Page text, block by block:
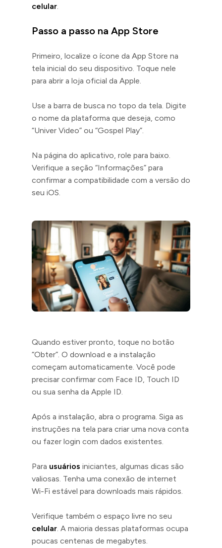
celular
Passo a passo na App Store
Primeiro, localize o ícone da App Store na
tela inicial do seu dispositivo. Toque nele
para abrir a loja oficial da Apple.
Use a barra de busca no topo da tela. Digite
o nome da plataforma que deseja, como
“Univer Video” ou “Gospel Play”.
Na página do aplicativo, role para baixo.
Verifique a seção “Informações” para
confirmar a compatibilidade com a versão do
seu iOS.
Quando estiver pronto, toque no botão
“Obter”. O download e a instalação
começam automaticamente. Você pode
precisar confirmar com Face ID, Touch ID
ou sua senha da Apple ID.
Após a instalação, abra o programa. Siga as
instruções na tela para criar uma nova conta
ou fazer login com dados existentes.
Para usuários iniciantes, algumas dicas são
valiosas. Tenha uma conexão de internet
Wi-Fi estável para downloads mais rápidos.
Verifique também o espaço livre no seu
celular . A maioria dessas plataformas ocupa
poucas centenas de megabytes.